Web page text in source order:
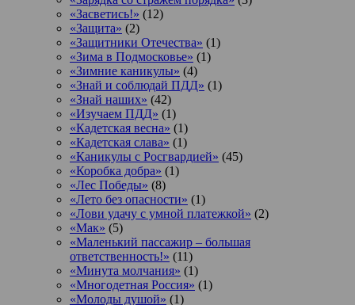
«Засветись!» (12)
«Защита» (2)
«Защитники Отечества» (1)
«Зима в Подмосковье» (1)
«Зимние каникулы» (4)
«Знай и соблюдай ПДД» (1)
«Знай наших» (42)
«Изучаем ПДД» (1)
«Кадетская весна» (1)
«Кадетская слава» (1)
«Каникулы с Росгвардией» (45)
«Коробка добра» (1)
«Лес Победы» (8)
«Лето без опасности» (1)
«Лови удачу с умной платежкой» (2)
«Мак» (5)
«Маленький пассажир – большая
ответственность!» (11)
«Минута молчания» (1)
«Многодетная Россия» (1)
«Молоды душой» (1)